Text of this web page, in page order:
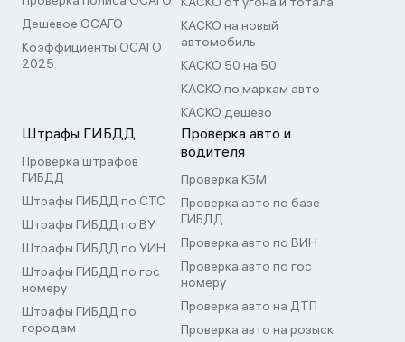
Дешевое ОСАГО
Коэффициенты ОСАГО
2025
КАСКО на новый
автомобиль
КАСКО 50 на 50
КАСКО по маркам авто
КАСКО дешево
Штрафы ГИБДД
Проверка штрафов
ГИБДД
Штрафы ГИБДД по СТС
Штрафы ГИБДД по ВУ
Штрафы ГИБДД по УИН
Штрафы ГИБДД по гос
номеру
Штрафы ГИБДД по
городам
Проверка авто и
водителя
Проверка КБМ
Проверка авто по базе
ГИБДД
Проверка авто по ВИН
Проверка авто по гос
номеру
Проверка авто на ДТП
Проверка авто на розыск